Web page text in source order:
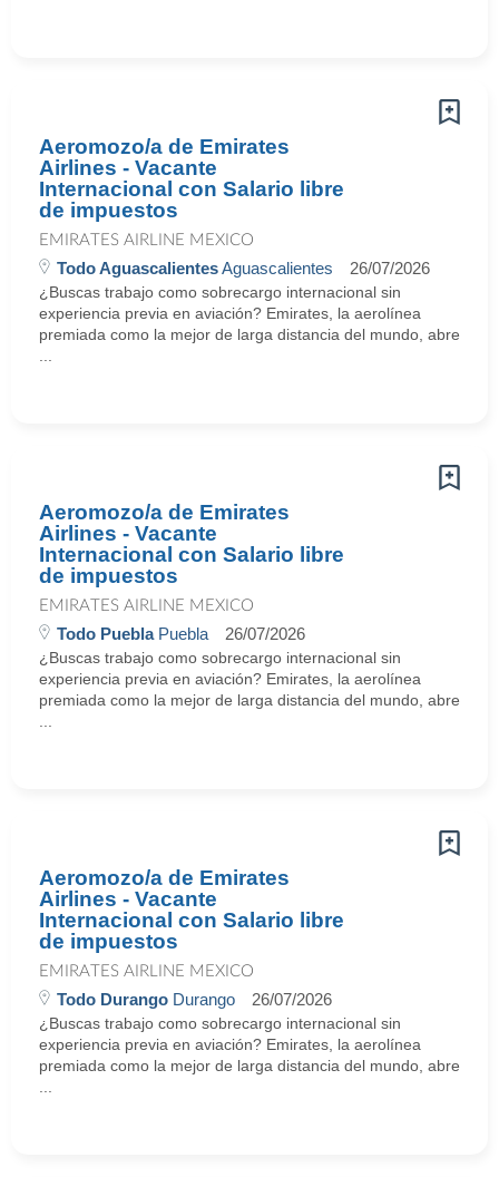
Aeromozo/a de Emirates
Airlines - Vacante
Internacional con Salario libre
de impuestos
EMIRATES AIRLINE MEXICO
Todo AguascalientesAguascalientes 26/07/2026
¿Buscas trabajo como sobrecargo internacional sin
experiencia previa en aviación? Emirates, la aerolínea
premiada como la mejor de larga distancia del mundo, abre
Aeromozo/a de Emirates
Airlines - Vacante
Internacional con Salario libre
de impuestos
EMIRATES AIRLINE MEXICO
Todo PueblaPuebla 26/07/2026
¿Buscas trabajo como sobrecargo internacional sin
experiencia previa en aviación? Emirates, la aerolínea
premiada como la mejor de larga distancia del mundo, abre
Aeromozo/a de Emirates
Airlines - Vacante
Internacional con Salario libre
de impuestos
EMIRATES AIRLINE MEXICO
Todo Durango Durango 26/07/2026
¿Buscas trabajo como sobrecargo internacional sin
experiencia previa en aviación? Emirates, la aerolínea
premiada como la mejor de larga distancia del mundo, abre